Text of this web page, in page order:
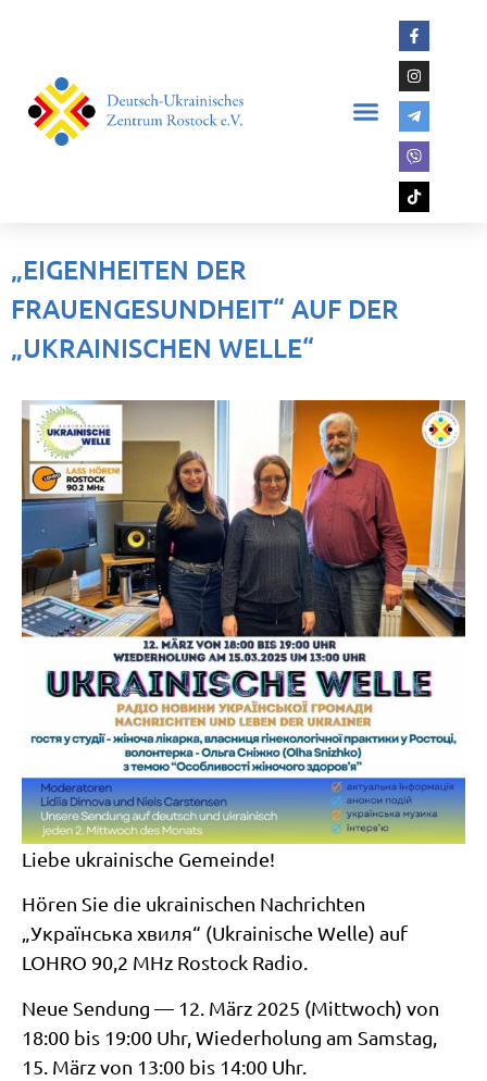
„EIGENHEITEN DER
FRAUENGESUNDHEIT“ AUF DER
„UKRAINISCHEN WELLE“
Liebe ukrainische Gemeinde!
Hören Sie die ukrainischen Nachrichten
„Українська хвиля“ (Ukrainische Welle) auf
LOHRO 90,2 MHz Rostock Radio.
Neue Sendung — 12. März 2025 (Mittwoch) von
18:00 bis 19:00 Uhr, Wiederholung am Samstag,
15. März von 13:00 bis 14:00 Uhr.